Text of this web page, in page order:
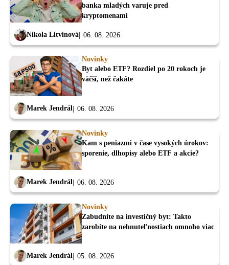
banka mladých varuje pred
kryptomenami
Nikola Litvinová 06. 08. 2026
Novinky
Byt alebo ETF? Rozdiel po 20 rokoch je
väčší, než čakáte
Marek Jendrál 06. 08. 2026
Novinky
Kam s peniazmi v čase vysokých úrokov:
sporenie, dlhopisy alebo ETF a akcie?
Marek Jendrál 06. 08. 2026
Novinky
Zabudnite na investičný byt: Takto
zarobíte na nehnuteľnostiach omnoho viac
Marek Jendrál 05. 08. 2026